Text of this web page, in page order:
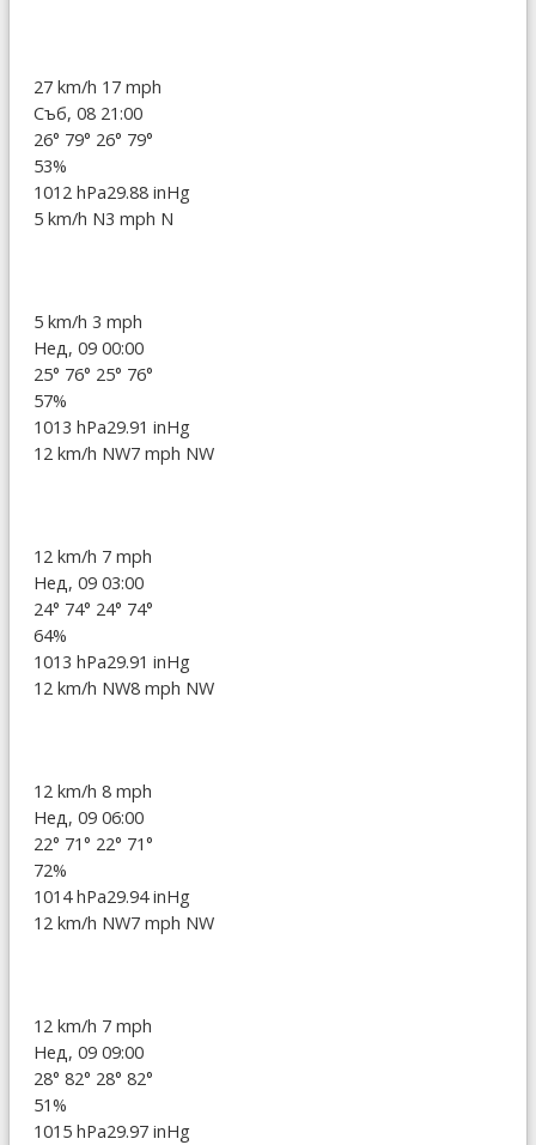
27 km/h 17 mph
Съб, 08 21:00
26° 79° 26° 79°
53%
1012 hPa29.88 inHg
5 km/h N3 mph N
5 km/h 3 mph
Нед, 09 00:00
25° 76° 25° 76°
57%
1013 hPa29.91 inHg
12 km/h NW7 mph NW
12 km/h 7 mph
Нед, 09 03:00
24° 74° 24° 74°
64%
1013 hPa29.91 inHg
12 km/h NW8 mph NW
12 km/h 8 mph
Нед, 09 06:00
22° 71° 22° 71°
72%
1014 hPa29.94 inHg
12 km/h NW7 mph NW
12 km/h 7 mph
Нед, 09 09:00
28° 82° 28° 82°
51%
1015 hPa29.97 inHg